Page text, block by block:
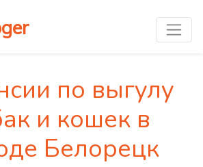
по выгулу
и кошек в
Белорецк